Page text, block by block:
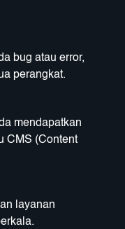
bug atau error,
perangkat.
mendapatkan
CMS (Content
layanan